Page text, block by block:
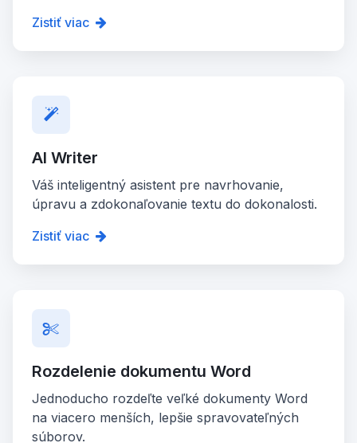
Zistiť viac
AI Writer
Váš inteligentný asistent pre navrhovanie,
úpravu a zdokonaľovanie textu do dokonalosti.
Zistiť viac
Rozdelenie dokumentu Word
Jednoducho rozdeľte veľké dokumenty Word
na viacero menších, lepšie spravovateľných
súborov.